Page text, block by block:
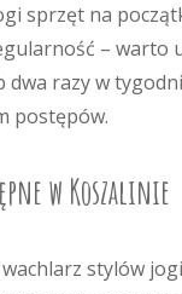
sprzęt na
– warto
razy w
postępów.
w Koszalinie
stylów